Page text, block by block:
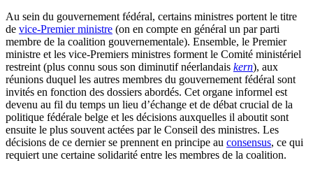
Au sein du gouvernement fédéral, certains ministres portent le titre
de vice-Premier ministre (on en compte en général un par parti
membre de la coalition gouvernementale). Ensemble, le Premier
ministre et les vice-Premiers ministres forment le Comité ministériel
restreint (plus connu sous son diminutif néerlandais kern), aux
réunions duquel les autres membres du gouvernement fédéral sont
invités en fonction des dossiers abordés. Cet organe informel est
devenu au fil du temps un lieu d’échange et de débat crucial de la
politique fédérale belge et les décisions auxquelles il aboutit sont
ensuite le plus souvent actées par le Conseil des ministres. Les
décisions de ce dernier se prennent en principe au consensus, ce qui
requiert une certaine solidarité entre les membres de la coalition.